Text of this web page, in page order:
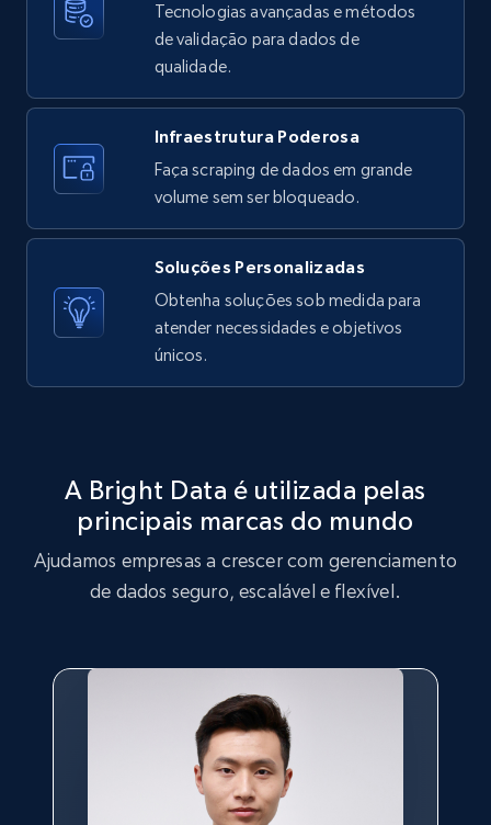
X (formerly Twitter) - Posts - Collecting
Twitter posts URLs
ID, User posted, Name, Description, Date
posted, Photos, URL, Quoted post, and more.
10.4K+ 1.2K+ Comece grátis
X (formerly Twitter) - Posts - Getting x
posts by array of profiles
ID, User posted, Name, Description, Date
posted, Photos, URL, Quoted post, and more.
TikTok - Profiles
Account id, Nickname, Biography, Awg
engagement rate, Comment engagement rate,
Like engagement rate, Bio link, Predicted lang,
TikTok - Profiles - Discover by search URL
Tecnologias avançadas e métodos
de validação para dados de
qualidade.
Infraestrutura Poderosa
Faça scraping de dados em grande
volume sem ser bloqueado.
Soluções Personalizadas
Obtenha soluções sob medida para
atender necessidades e objetivos
únicos.
A Bright Data é utilizada pelas
principais marcas do mundo
Ajudamos empresas a crescer com gerenciamento
de dados seguro, escalável e flexível.